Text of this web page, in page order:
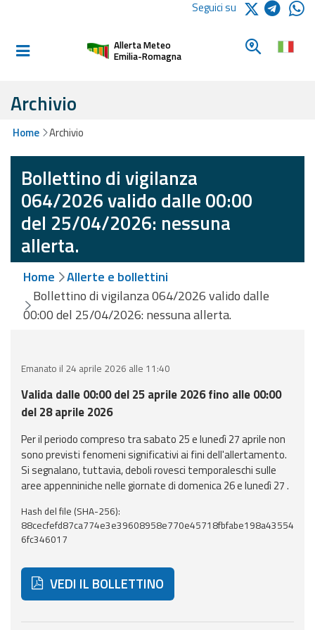
Informati e
Allerte E
Allerte e
Bollettini
Meteo
Allerte e
Bollettini
Valanghe
Monitoraggio
eventi
Previsioni meteo e
marine
Dati osservati
Radar meteo
Strumenti
Operativi
Seguici su
Allerta Meteo
Emilia-Romagna
Cerca un
Archivio
Home Archivio
Bollettino di vigilanza
064/2026 valido dalle 00:00
del 25/04/2026: nessuna
allerta.
Home
Allerte e bollettini
Bollettino di vigilanza 064/2026 valido dalle
00:00 del 25/04/2026: nessuna allerta.
Emanato il 24 aprile 2026 alle 11:40
Valida dalle 00:00 del 25 aprile 2026 fino alle 00:00
del 28 aprile 2026
Per il periodo compreso tra sabato 25 e lunedì 27 aprile non
sono previsti fenomeni significativi ai fini dell'allertamento.
Si segnalano, tuttavia, deboli rovesci temporaleschi sulle
aree appenniniche nelle giornate di domenica 26 e lunedì 27 .
Hash del file (SHA-256):
88cecfefd87ca774e3e39608958e770e45718fbfabe198a43554
6fc346017
VEDI IL BOLLETTINO